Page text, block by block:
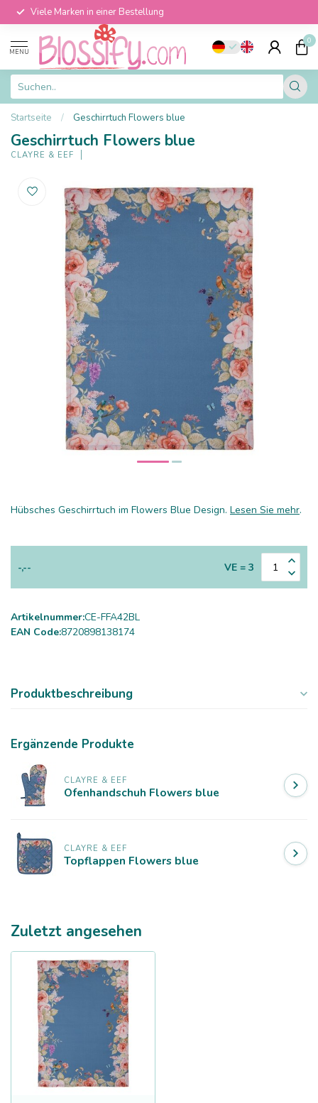
Viele Marken in einer Bestellung
MENU
0
Startseite / Geschirrtuch Flowers blue
Geschirrtuch Flowers blue
CLAYRE & EEF
Hübsches Geschirrtuch im Flowers Blue Design. Lesen Sie mehr.
-,-- VE = 3
Artikelnummer:CE-FFA42BL
EAN Code:8720898138174
Produktbeschreibung
Ergänzende Produkte
CLAYRE & EEF
Ofenhandschuh Flowers blue
CLAYRE & EEF
Topflappen Flowers blue
Zuletzt angesehen